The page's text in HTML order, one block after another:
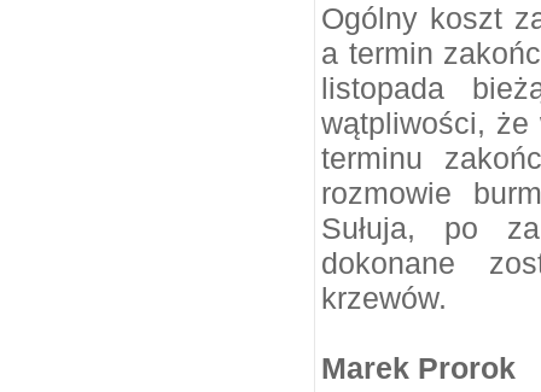
Ogólny koszt
a termin
listopada
wątpliwości, że
terminu
rozmowie
Sułuja, po
dokonane
krzewów.
Marek Prorok